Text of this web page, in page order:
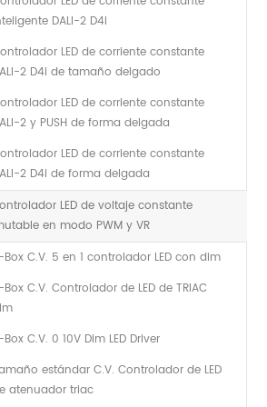
DALI-2 D4i
LED de corriente constante
2 D4i de tamaño delgado
LED de corriente constante
2 y PUSH de forma delgada
LED de corriente constante
2 D4i de forma delgada
LED de voltaje constante
en modo PWM y VR
C.V. 5 en 1 controlador LED con dim
C.V. Controlador de LED de TRIAC
C.V. 0 10V Dim LED Driver
estándar C.V. Controlador de LED
atenuador triac